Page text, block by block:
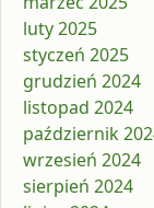
luty 2025
styczeń 2025
grudzień 2024
listopad 2024
październik
wrzesień 2024
sierpień 2024